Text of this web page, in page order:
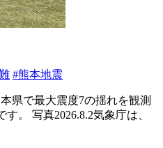
#熊本地震
県で最大震度7の揺れを観測
。 写真2026.8.2気象庁は、